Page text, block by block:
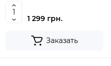
1 299 грн.
Заказать